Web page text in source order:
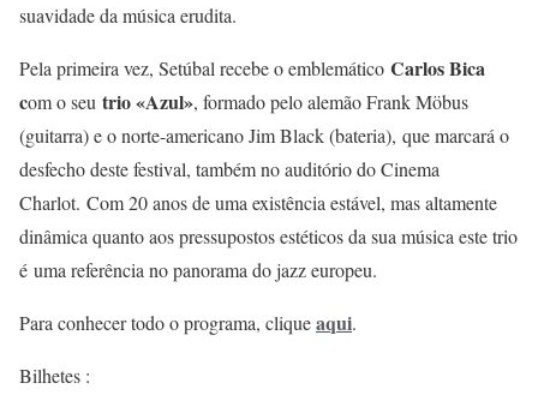
suavidade da música erudita.
Pela primeira vez, Setúbal recebe o emblemático Carlos Bica
com o seu trio «Azul», formado pelo alemão Frank Möbus
(guitarra) e o norte-americano Jim Black (bateria), que marcará o
desfecho deste festival, também no auditório do Cinema
Charlot. Com 20 anos de uma existência estável, mas altamente
dinâmica quanto aos pressupostos estéticos da sua música este trio
é uma referência no panorama do jazz europeu.
Para conhecer todo o programa, cliqueaqui.
Bilhetes :